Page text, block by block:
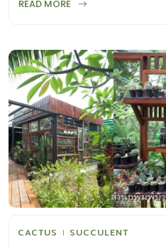
อัศจรรย์ของ “แคคตัส” ที่กุมหัวใ
แคคตัสคืออะไร แคคตัสก็คือ ไ
จัดอยู่ในวงศ์ CACTACEAE เ
จากพืชชนิดอื่นๆ คือ มีลักษณะล
ยาวชะลูด รูปกลม ทรงกระบอก
ผึ้ง มีหนามแหลม หรือตุ่มหนามข
กำเนิดแคคตัส สันนิษฐานกันว่า
ช่วงปลายยุค Mesozoic และช่
วิวัฒนาการของพืชมีดอก) เชื่อ
แตกกิ่งก้านสาขา ผลิใบ ออกดอ
มาเมื่อสภาพแวดล้อมของโลกเป
READ MORE
CACTUS SUCCULENT